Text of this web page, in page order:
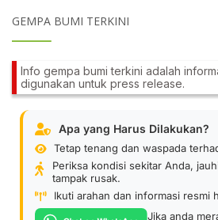
GEMPA BUMI TERKINI
Info gempa bumi terkini adalah
digunakan untuk press release.